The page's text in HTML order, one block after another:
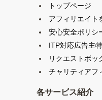
トップページ
アフィリエイト
安心安全ポリシ
ITP対応広告主
リクエストボッ
チャリティアフ
各サービス紹介